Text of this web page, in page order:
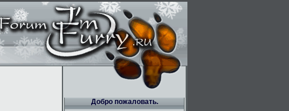
Добро пожаловать.